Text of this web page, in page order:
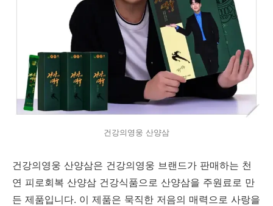
건강의영웅 산양삼
건강의영웅 산양삼은 건강의영웅 브랜드가 판매하는 천
연 피로회복 산양삼 건강식품으로 산양삼을 주원료로 만
든 제품입니다. 이 제품은 묵직한 저음의 매력으로 사랑을